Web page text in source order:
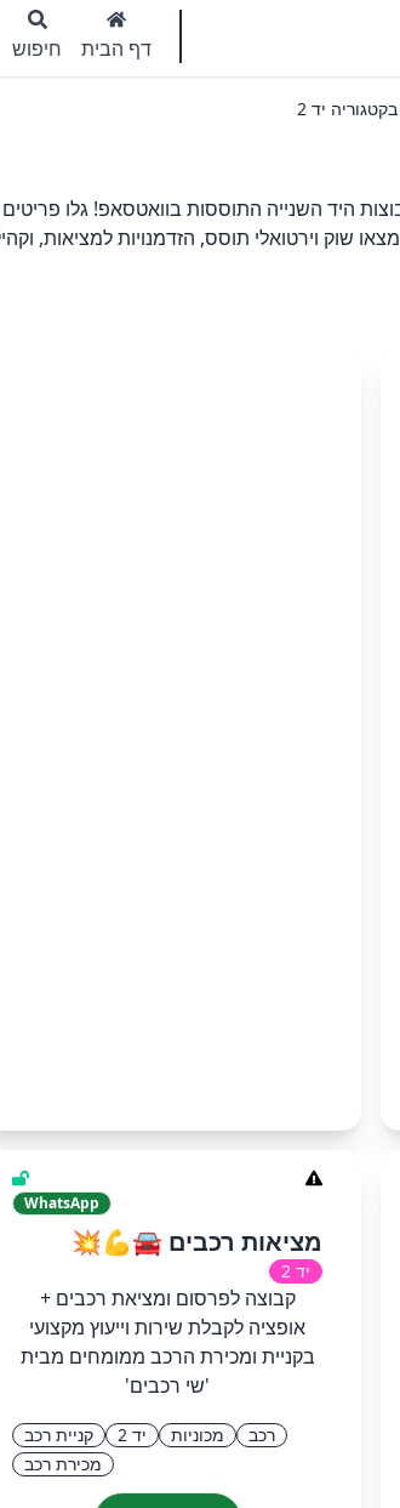
דף הבית חיפוש
יד 2
היד השנייה התוססות בוואטסאפ! גלו פריטים
שוק וירטואלי תוסס, הזדמנויות למציאות,
WhatsApp
מציאות רכבים 🚘💪💥
יד 2
קבוצה לפרסום ומציאת רכבים +
אופציה לקבלת שירות וייעוץ מקצועי
בקניית ומכירת הרכב ממומחים מבית
'שי רכבים'
רכב מכוניות יד 2
קניית רכב
מכירת רכב